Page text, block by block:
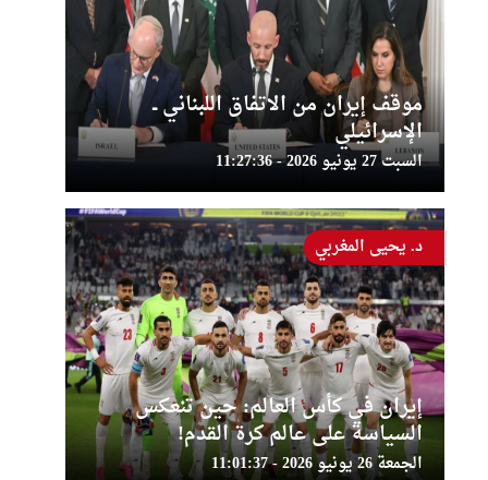
موقف إيران من الاتفاق اللبناني ــ
الإسرائيلي
السبت 27 يونيو 2026 - 11:27:36
إيران في كأس العالم: حين تنعكس
السياسة على عالم كرة القدم!
الجمعة 26 يونيو 2026 - 11:01:37
د. يحيى المغربي